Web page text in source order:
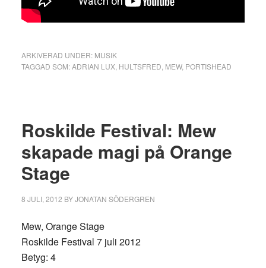
ARKIVERAD UNDER: MUSIK
TAGGAD SOM:ADRIAN LUX, HULTSFRED MEW, PORTISHEAD
Roskilde Festival: Mew
skapade magi på Orange
Stage
8 JULI, 2012 BYJONATAN SÖDERGREN
Mew, Orange Stage
Roskilde Festival 7 juli 2012
Betyg: 4